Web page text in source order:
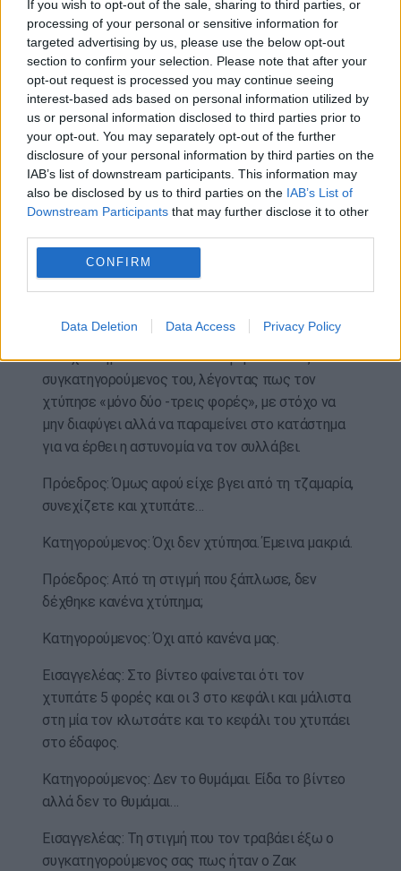
If you wish to opt-out of the sale, sharing to third parties, or
processing of your personal or sensitive information for
targeted advertising by us, please use the below opt-out
section to confirm your selection. Please note that after your
opt-out request is processed you may continue seeing
interest-based ads based on personal information utilized by
us or personal information disclosed to third parties prior to
your opt-out. You may separately opt-out of the further
disclosure of your personal information by third parties on the
IAB’s list of downstream participants. This information may
also be disclosed by us to third parties on the IAB’s List of
Downstream Participants that may further disclose it to other
CONFIRM
Data Deletion Data Access Privacy Policy
του πήρα το μαχαίρι που το πέταξα μέσα στο
κοσμηματοπωλείο..».
Λέγοντας στην οικογένεια Κωστόπουλου πως δεν
φταίει ο ίδιος για τον θάνατο, ο μεσίτης ανέφερε
πως «Θέλω να κριθώ δίκαια και αμερόληπτα. Η
αδικία η δική μου, δεν είναι δικαιοσύνη για
κανέναν».
Εισαγγελέας: Βλέπω στο βίντεο να κλωτσάτε 9
φορές και οι 5 στο κεφάλι…
Κατηγορούμενος: Όχι οι 2 μάξιμουμ να τον βρήκαν.
Οι άλλες είναι στον αέρα.
αρνήθηκε ότι ο θάνατος του 33χρονου προήλθε
από χτυπήματα που του κατάφεραν ο ίδιος και ο
συγκατηγορούμενος του, λέγοντας πως τον
χτύπησε «μόνο δύο -τρεις φορές», με στόχο να
μην διαφύγει αλλά να παραμείνει στο κατάστημα
για να έρθει η αστυνομία να τον συλλάβει.
Πρόεδρος: Όμως αφού είχε βγει από τη τζαμαρία,
συνεχίζετε και χτυπάτε…
Κατηγορούμενος: Όχι δεν χτύπησα. Έμεινα μακριά.
Πρόεδρος: Από τη στιγμή που ξάπλωσε, δεν
δέχθηκε κανένα χτύπημα;
Κατηγορούμενος: Όχι από κανένα μας.
Εισαγγελέας: Στο βίντεο φαίνεται ότι τον
χτυπάτε 5 φορές και οι 3 στο κεφάλι και μάλιστα
στη μία τον κλωτσάτε και το κεφάλι του χτυπάει
στο έδαφος.
Κατηγορούμενος: Δεν το θυμάμαι. Είδα το βίντεο
αλλά δεν το θυμάμαι…
Εισαγγελέας: Τη στιγμή που τον τραβάει έξω ο
συγκατηγορούμενος σας πως ήταν ο Ζακ